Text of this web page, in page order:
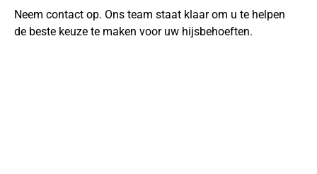
Neem contact op. Ons team staat klaar om u te helpen
de beste keuze te maken voor uw hijsbehoeften.